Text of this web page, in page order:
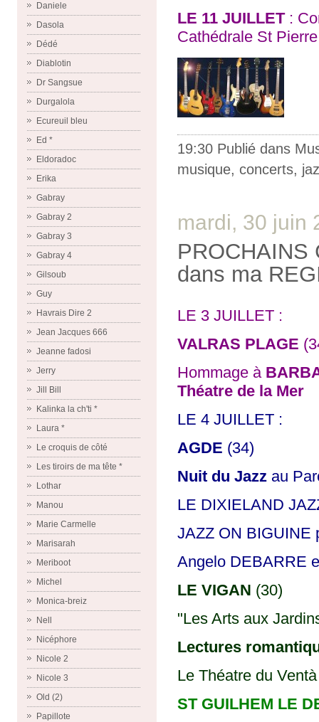
Daniele
Dasola
Dédé
Diablotin
Dr Sangsue
Durgalola
Ecureuil bleu
Ed *
Eldoradoc
Erika
Gabray
Gabray 2
Gabray 3
Gabray 4
Gilsoub
Guy
Havrais Dire 2
Jean Jacques 666
Jeanne fadosi
Jerry
Jill Bill
Kalinka la ch'ti *
Laura *
Le croquis de côté
Les tiroirs de ma tête *
Lothar
Manou
Marie Carmelle
Marisarah
Meriboot
Michel
Monica-breiz
Nell
Nicéphore
Nicole 2
Nicole 3
Old (2)
Papillote
LE 11 JUILLET:
Cathédrale St
19:30 Publié dans
musique, concerts,
mardi, 30 juin
PROCHAINS
dans ma
LE 3 JUILLET :
VALRAS PLAGE
Hommage à
Théatre de la Mer
LE 4 JUILLET :
AGDE (34)
Nuit du Jazz au
LE DIXIELAND
JAZZ ON BIGUINE
Angelo DEBARRE
LE VIGAN (30)
"Les Arts aux
Lectures
Le Théatre du
ST GUILHEM LE